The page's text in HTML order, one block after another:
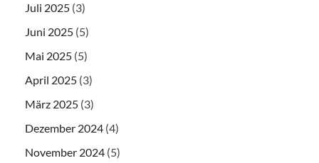
Juli 2025 (3)
Juni 2025 (5)
Mai 2025 (5)
April 2025 (3)
März 2025 (3)
Dezember 2024 (4)
November 2024 (5)